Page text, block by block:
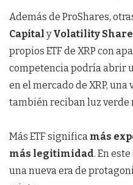
Además de ProShares,
Capital yVolatility
propios ETF de XRP con
competencia podría abrir
en el mercado de XRP,
también reciban luz verde
Más ETF significa más
más legitimidad. En
una nueva era de